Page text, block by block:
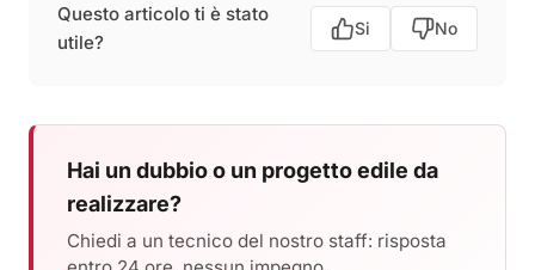
Questo articolo ti è stato
utile?
Si No
Hai un dubbio o un progetto edile da
realizzare?
Chiedi a un tecnico del nostro staff: risposta